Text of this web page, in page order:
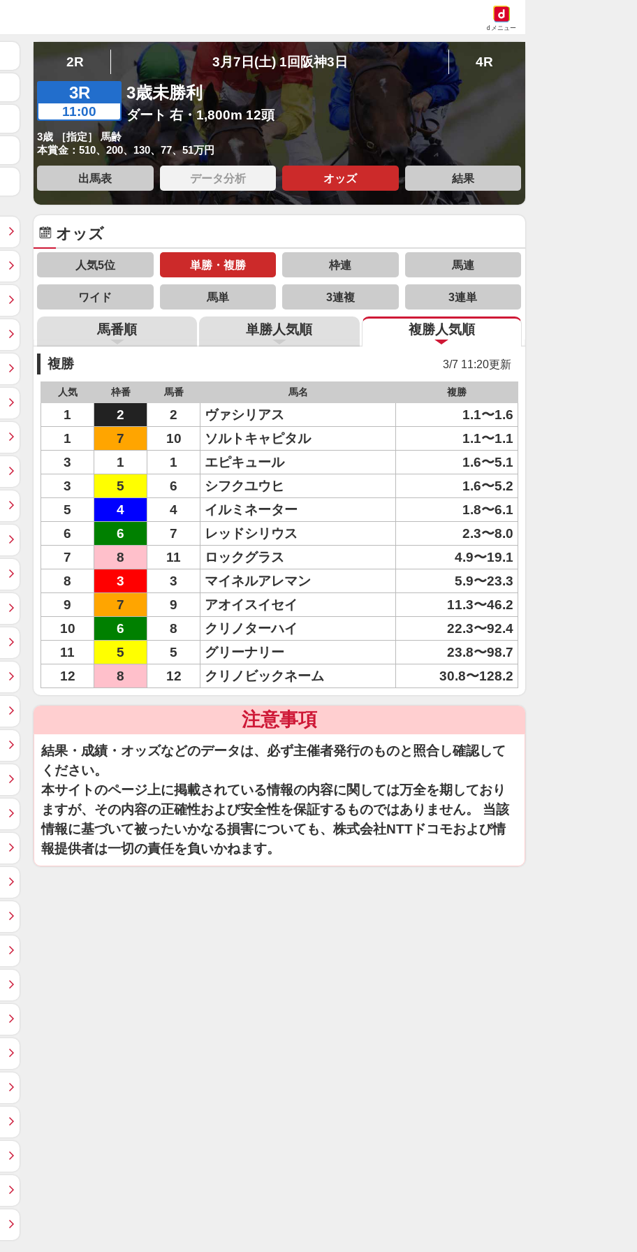
dメニュー
2R 3月7日(土) 1回阪神3日 4R
3R
11:00
3歳未勝利
ダート 右・1,800m 12頭
3歳 ［指定］ 馬齢
本賞金：510、200、130、77、51万円
出馬表 データ分析 オッズ 結果
オッズ
人気5位 単勝・複勝 枠連 馬連
ワイド 馬単 3連複 3連単
馬番順 単勝人気順 複勝人気順
複勝 3/7 11:20更新
人気 枠番 馬番 馬名 複勝
1 2 2 ヴァシリアス
1.1〜1.6
1
7 10 ソルトキャピタル
1.1〜1.1
3
1 1 エピキュール
1.6〜5.1
3
5 6 シフクユウヒ
1.6〜5.2
5
4 4 イルミネーター
1.8〜6.1
6
6 7 レッドシリウス
2.3〜8.0
7
8 11 ロックグラス
4.9〜19.1
8
3 3 マイネルアレマン
5.9〜23.3
9
7 9 アオイスイセイ
11.3〜46.2
10
6 8 クリノターハイ
22.3〜92.4
11
5 5 グリーナリー
23.8〜98.7
12
8 12 クリノビックネーム 30.8〜128.2
注意事項
結果・成績・オッズなどのデータは、必ず主催者発行のものと照合し確認して
ください。
本サイトのページ上に掲載されている情報の内容に関しては万全を期しており
ますが、その内容の正確性および安全性を保証するものではありません。 当該
情報に基づいて被ったいかなる損害についても、株式会社NTTドコモおよび情
報提供者は一切の責任を負いかねます。